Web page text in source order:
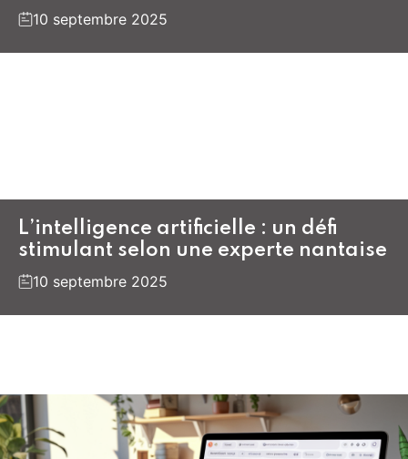
10 septembre 2025
L’intelligence artificielle : un défi
stimulant selon une experte nantaise
10 septembre 2025